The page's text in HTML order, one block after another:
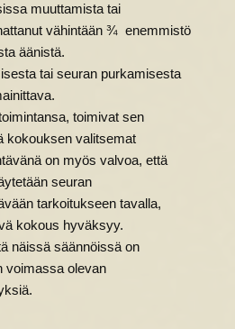
muuttamista tai
vähintään ¾ enemmistö
äänistä.
tai seuran purkamisesta
toimivat sen
kokouksen valitsemat
on myös valvoa, että
seuran
tarkoitukseen tavalla,
kokous hyväksyy.
näissä säännöissä on
voimassa olevan